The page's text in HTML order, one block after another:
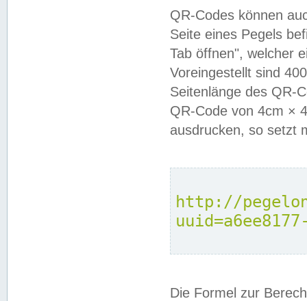
QR-Codes können
Seite eines Pegels
Tab öffnen", welcher
Voreingestellt sind
Seitenlänge des QR-
QR-Code von 4cm ×
ausdrucken, so setzt
http://
Die Formel zur